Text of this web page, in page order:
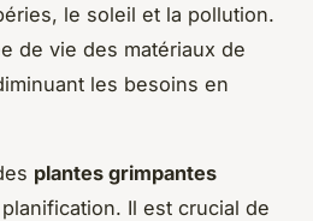
le soleil et la pollution.
de vie des matériaux de
les besoins en
plantes grimpantes
Il est crucial de